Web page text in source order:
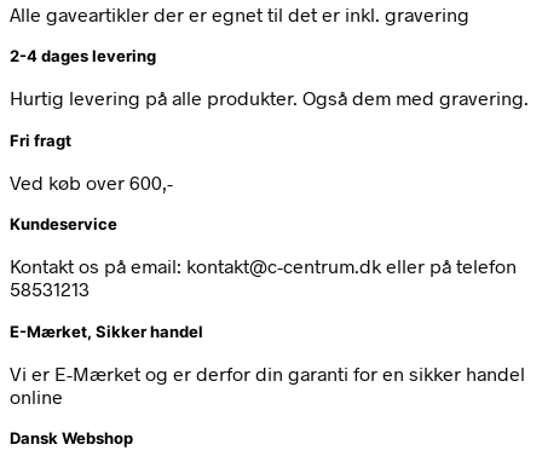
Alle gaveartikler der er egnet til det er inkl. gravering
2-4 dages levering
Hurtig levering på alle produkter. Også dem med gravering.
Fri fragt
Ved køb over 600,-
Kundeservice
Kontakt os på email: kontakt@c-centrum.dk eller på telefon
58531213
E-Mærket, Sikker handel
Vi er E-Mærket og er derfor din garanti for en sikker handel
online
Dansk Webshop